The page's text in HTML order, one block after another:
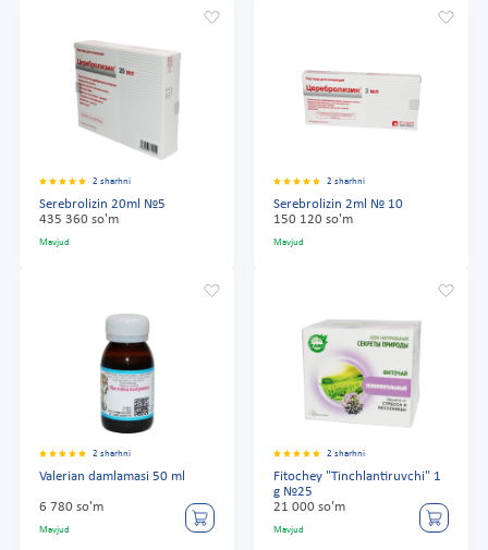
2 sharhni
Serebrolizin 20ml №5
435 360 so'm
Mavjud
2 sharhni
Serebrolizin 2ml № 10
150 120 so'm
Mavjud
2 sharhni
Valerian damlamasi 50 ml
6 780 so'm
Mavjud
2 sharhni
Fitochey "Tinchlantiruvchi" 1
g №25
21 000 so'm
Mavjud